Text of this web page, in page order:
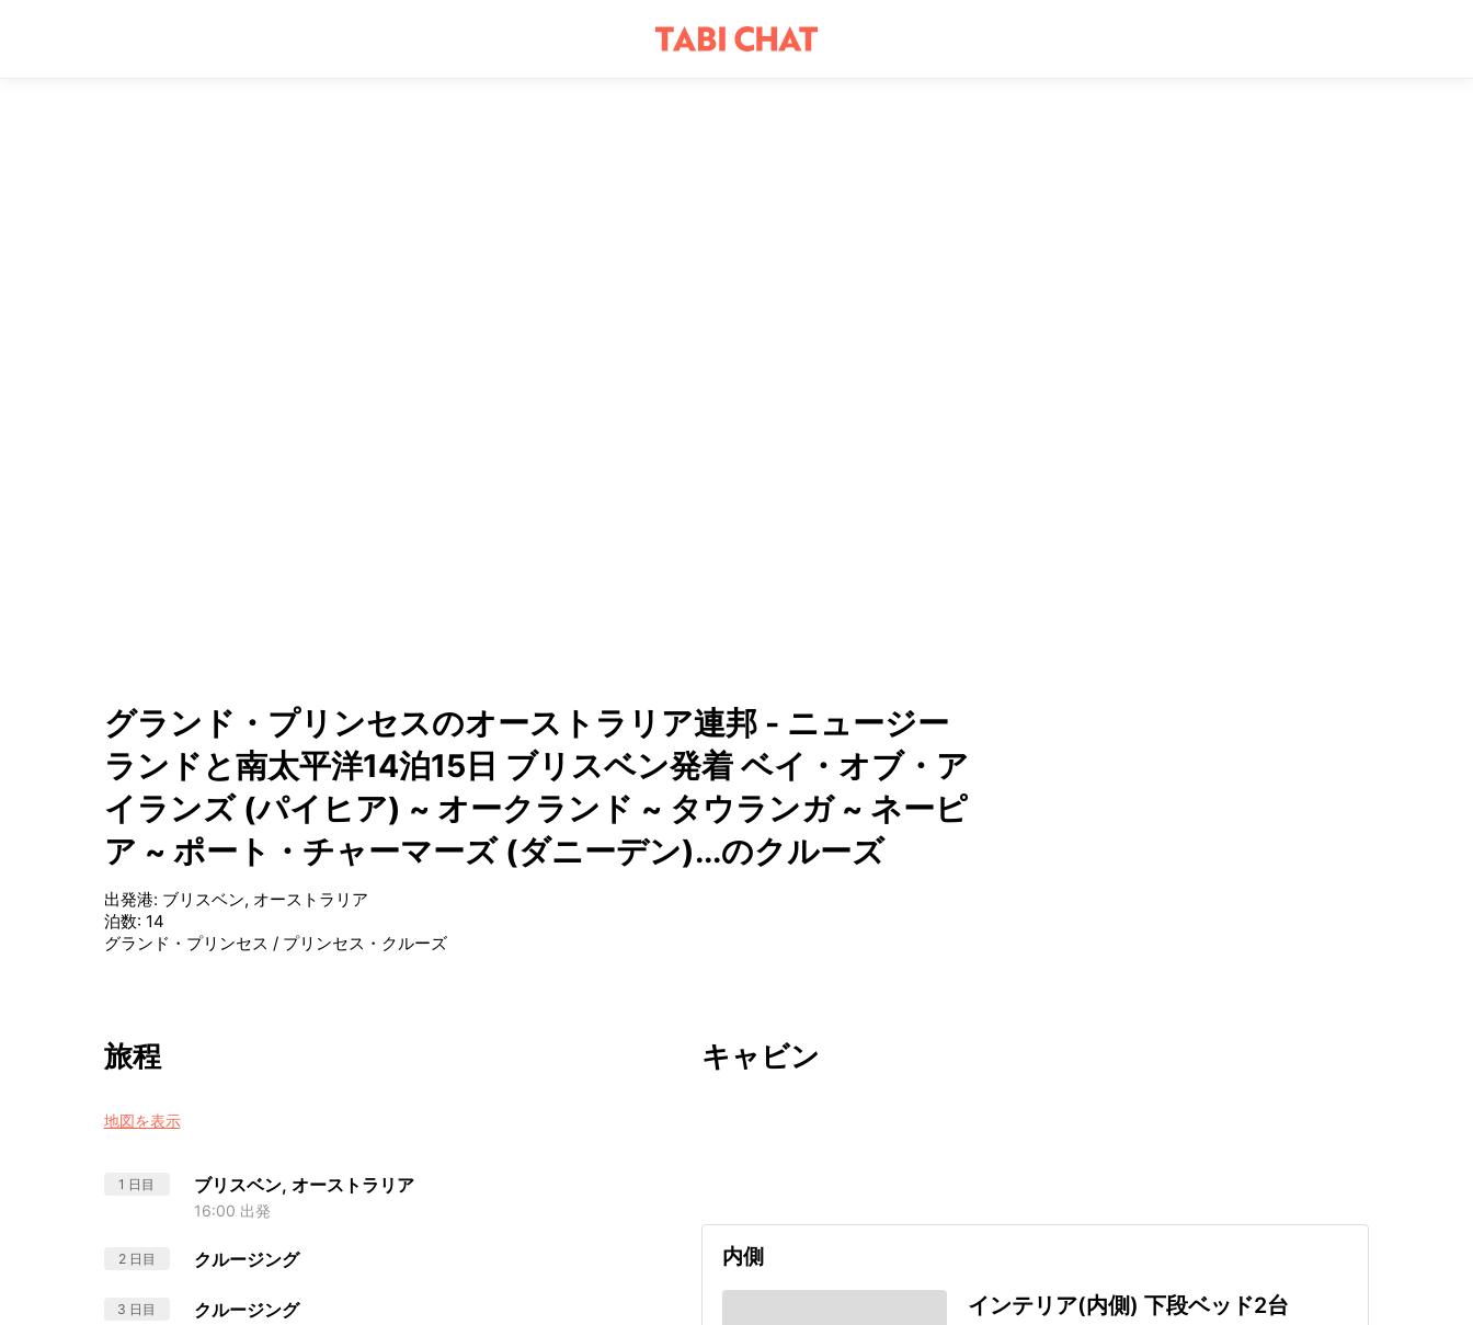
グランド・プリンセスのオーストラリア連邦 - ニュージー
ランドと南太平洋14泊15日 ブリスベン発着 ベイ・オブ・ア
イランズ (パイヒア) ~ オークランド ~ タウランガ ~ ネーピ
ア ~ ポート・チャーマーズ (ダニーデン)...のクルーズ
出発港: ブリスベン, オーストラリア
泊数: 14
グランド・プリンセス / プリンセス・クルーズ
旅程
地図を表示
1 日目 ブリスベン, オーストラリア
16:00 出発
2 日目 クルージング
3 日目 クルージング
キャビン
内側
インテリア(内側) 下段ベッド2台